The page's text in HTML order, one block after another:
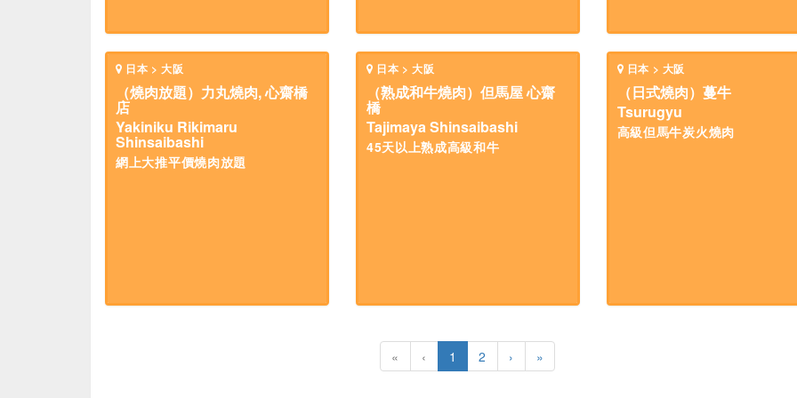
日本 > 大阪
（燒肉放題）力丸燒肉, 心齋橋
店
Yakiniku Rikimaru
Shinsaibashi
網上大推平價燒肉放題
日本 > 大阪
（熟成和牛燒肉）但馬屋 心齋
橋
Tajimaya Shinsaibashi
45天以上熟成高級和牛
日本 > 大阪
（日式燒肉）蔓牛
Tsurugyu
高級但馬牛炭火燒肉
« ‹ 1 2 › »